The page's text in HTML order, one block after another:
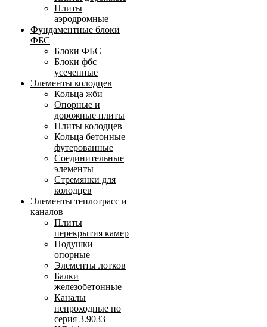
Плиты
аэродромные
Фундаментные блоки
ФБС
Блоки ФБС
Блоки фбс
усеченные
Элементы колодцев
Кольца жби
Опорные и
дорожные плиты
Плиты колодцев
Кольца бетонные
футерованные
Соединительные
элементы
Стремянки для
колодцев
Элементы теплотрасс и
каналов
Плиты
перекрытия камер
Подушки
опорные
Элементы лотков
Балки
железобетонные
Каналы
непроходные по
серия 3.9033